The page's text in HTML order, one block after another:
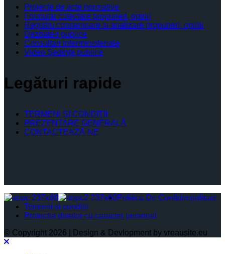
Proiecte de acte normative
Formular colectare propuneri, opinii
Registru consemnare si analizare propuneri, opinii
Dezbateri publice
Consultari interministeriale
Video Şedinţe publice
Legături rapide
TERMENI ŞI CONDIŢII
PREZENTARE GENERALĂ
CONTACTEAZĂ-NE
Politica De Confidențialitate
Termeni și condiții
Protectia datelor cu caracter personal
© Copyright 2026 | Design & Devlopment by vreausite.eu